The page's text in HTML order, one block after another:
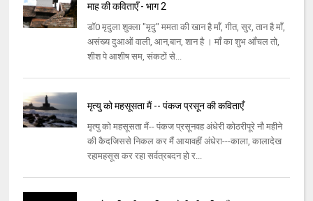
माह की कविताएँ - भाग 2
डॉ0 मृदुला शुक्ला "मृदु" ममता की खान है माँ, गीत, सुर, तान है माँ,
असंख्य दुआओं वाली, आन,बान, शान है । माँ का शुभ आँचल तो,
शीश पे आशीष सम, संकटों से...
मृत्यु को महसूसता मैं -- पंकज प्रसून की कविताएँ
मृत्यु को महसूसता मैं-- पंकज प्रसूनवह अंधेरी कोठरीपूरे नौ महीने
की कैदजिससे निकल कर मैं आयावहीं अंधेरा---काला, कालादेख
रहामहसूस कर रहा सर्वत्रबदन हो र...